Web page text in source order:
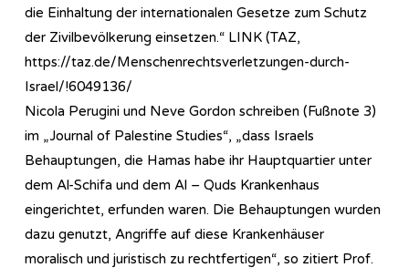
die Einhaltung der internationalen Gesetze zum Schutz
der Zivilbevölkerung einsetzen.“ LINK (TAZ,
https://taz.de/Menschen­rechts­ver­letz­ungen-durch-
Israel/!6049136/
Nicola Perugini und Neve Gordon schreiben (Fußnote 3)
im „Journal of Palestine Studies“, „dass Israels
Behauptungen, die Hamas habe ihr Hauptquartier unter
dem Al-Schifa und dem Al – Quds Krankenhaus
eingerichtet, erfunden waren. Die Behauptungen wurden
dazu genutzt, Angriffe auf diese Krankenhäuser
moralisch und juristisch zu rechtfertigen“, so zitiert Prof.